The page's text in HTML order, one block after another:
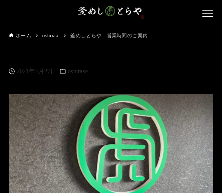
ホーム oshirase 釜めしとらや 営業時間のご案内
2021年3月27日 oshirase